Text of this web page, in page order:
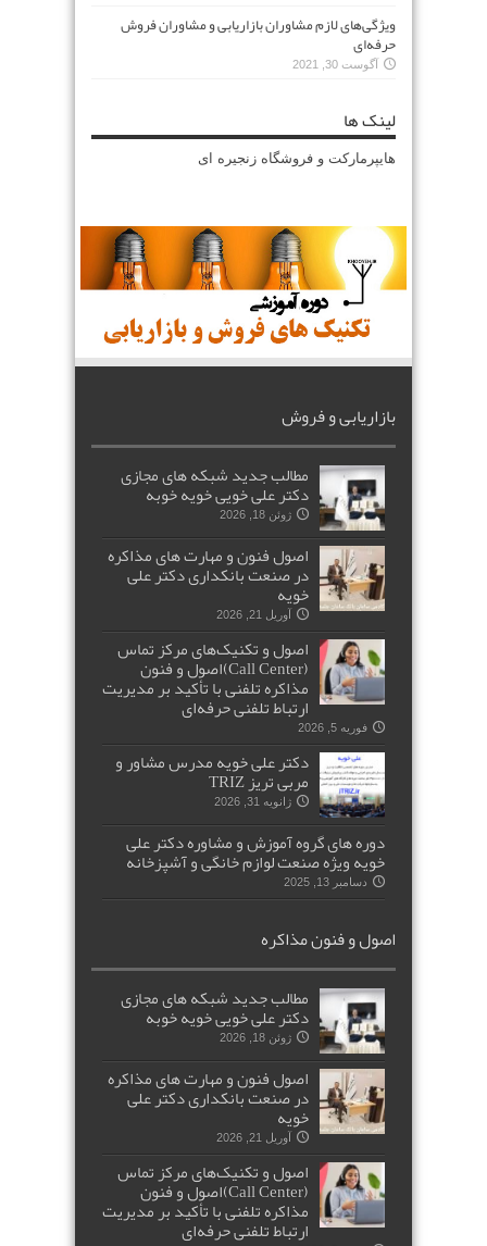
ویژگی‌های لازم مشاوران بازاریابی و مشاوران فروش
حرفه‌ای
آگوست 30, 2021
لینک ها
هایپرمارکت و فروشگاه زنجیره ای
بازاریابی و فروش
مطالب جدید شبکه های مجازی
دکتر علی خویی خویه خوبه
ژوئن 18, 2026
اصول فنون و مهارت های مذاکره
در صنعت بانکداری دکتر علی
خویه
آوریل 21, 2026
اصول و تکنیک‌های مرکز تماس
(Call Center)اصول و فنون
مذاکره تلفنی با تأکید بر مدیریت
ارتباط تلفنی حرفه‌ای
فوریه 5, 2026
دکتر علی خویه مدرس مشاور و
مربی تریز TRIZ
ژانویه 31, 2026
دوره های گروه آموزش و مشاوره دکتر علی
خویه ویژه صنعت لوازم خانگی و آشپزخانه
دسامبر 13, 2025
اصول و فنون مذاکره
مطالب جدید شبکه های مجازی
دکتر علی خویی خویه خوبه
ژوئن 18, 2026
اصول فنون و مهارت های مذاکره
در صنعت بانکداری دکتر علی
خویه
آوریل 21, 2026
اصول و تکنیک‌های مرکز تماس
(Call Center)اصول و فنون
مذاکره تلفنی با تأکید بر مدیریت
ارتباط تلفنی حرفه‌ای